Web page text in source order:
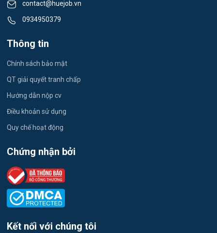
Công nhân
Kỹ sư Xây Dựng
giáo viên tiếng Anh
Thu Ngân
showroom Ô Tô
phụ bếp
phục vụ nhà hàng, bar, khách sạn
kỹ thuật chăn nuôi/bác sĩ thú y/nhân viên chăm sóc Farm
Cửa hàng thời trang/ shop
contact@huejob.vn
0934950379
Thông tin
Chính sách bảo mật
QT giải quyết tranh chấp
Hướng dẫn nộp cv
Điều khoản sử dụng
Quy chế hoạt động
Chứng nhận bởi
Kết nối với chúng tôi